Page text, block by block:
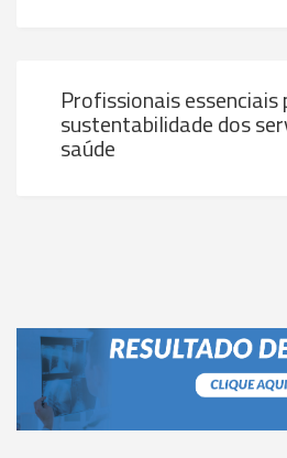
Profissionais essenciais
sustentabilidade dos
saúde